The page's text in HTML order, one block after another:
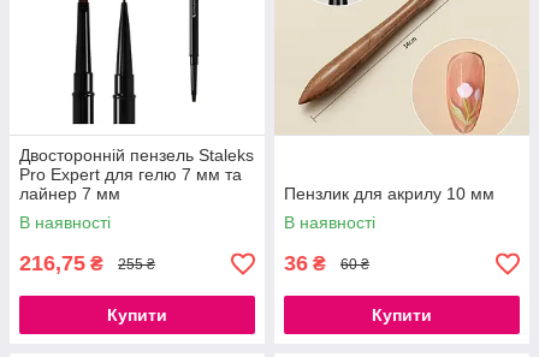
Двосторонній пензель Staleks
Pro Expert для гелю 7 мм та
лайнер 7 мм
В наявності
216,75 ₴ 255 ₴
Купити
Пензлик для акрилу 10 мм
В наявності
36 ₴ 60 ₴
Купити